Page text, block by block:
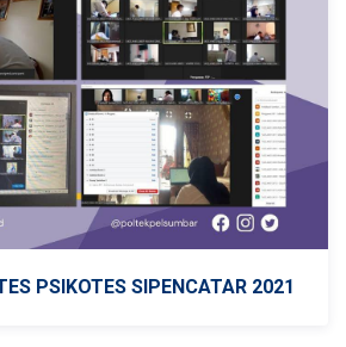
PSIKOTES SIPENCATAR 2021